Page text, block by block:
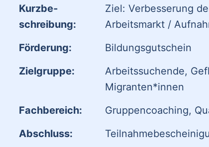
Kurzbe­
schreibung:
Ziel: Verbesserung
Arbeitsmarkt /
Förderung:
Bildungsgutschein
Zielgruppe:
Arbeitssuchende,
Migranten*innen
Fach­bereich:
Gruppencoaching,
Abschluss: